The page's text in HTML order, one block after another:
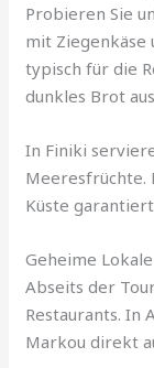
Probieren Sie
mit Ziegenkäse
typisch für die
dunkles Brot
In Finiki
Meeresfrüchte.
Küste
Geheime
Abseits der
Restaurants. In
Markou direkt